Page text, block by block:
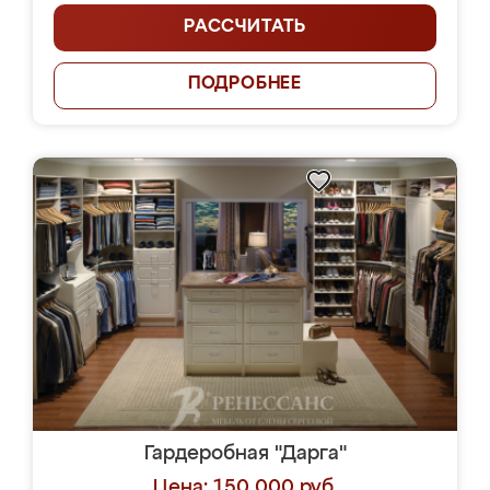
РАССЧИТАТЬ
ПОДРОБНЕЕ
Гардеробная "Дарга"